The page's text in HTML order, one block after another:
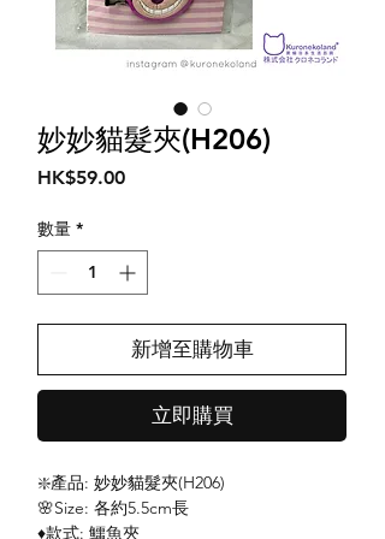
妙妙貓髮夾(H206)
HK$59.00價
數量 *
新增至購物車
立即購買
❇️產品: 妙妙貓髮夾(H206)
🌸Size: 各約5.5cm長
♦️款式: 鱷魚夾